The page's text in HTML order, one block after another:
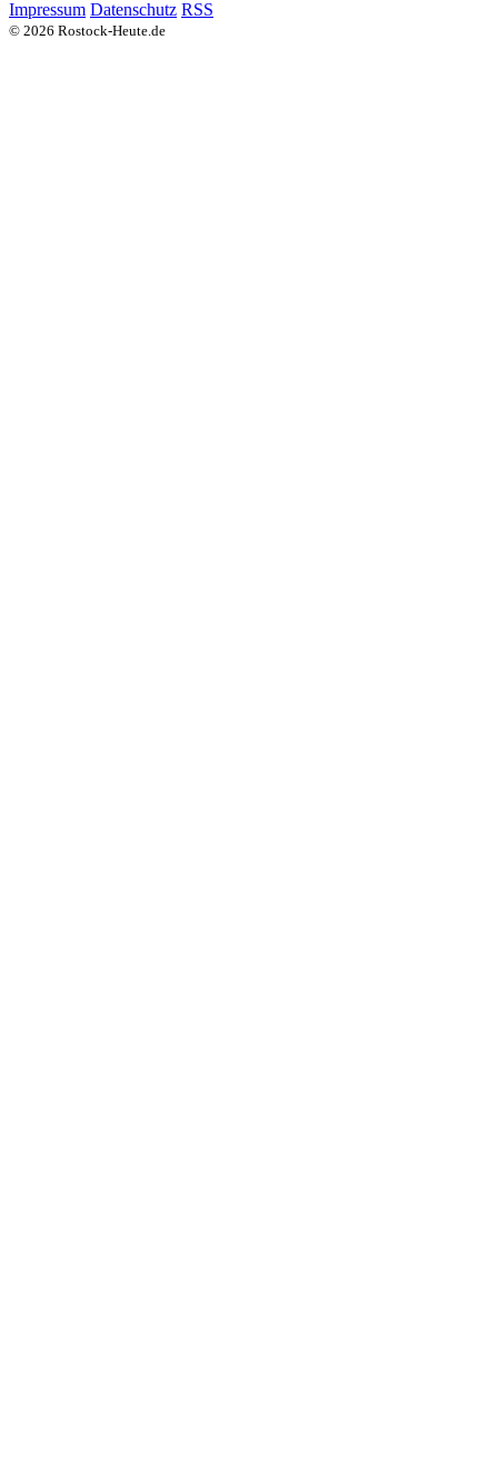
Impressum Datenschutz RSS
© 2026 Rostock-Heute.de